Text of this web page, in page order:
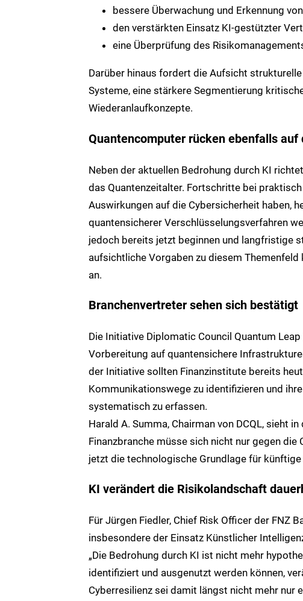
bessere Überwachung und Erkennung
den verstärkten Einsatz KI-gestützter
eine Überprüfung des
Darüber hinaus fordert die Aufsicht
Systeme, eine stärkere Segmentierung
Wiederanlaufkonzepte.
Quantencomputer rücken ebenfalls auf
Neben der aktuellen Bedrohung durch KI
das Quantenzeitalter. Fortschritte bei
Auswirkungen auf die Cybersicherheit haben,
quantensicherer Verschlüsselungsverfahren
jedoch bereits jetzt beginnen und langfristige
aufsichtliche Vorgaben zu diesem
an.
Branchenvertreter sehen sich bestätigt
Die Initiative Diplomatic Council Quantum
Vorbereitung auf quantensichere
der Initiative sollten Finanzinstitute bereits
Kommunikationswege zu identifizieren und
systematisch zu erfassen.
Harald A. Summa, Chairman von DCQL, sieht
Finanzbranche müsse sich nicht nur gegen
jetzt die technologische Grundlage für
KI verändert die Risikolandschaft
Für Jürgen Fiedler, Chief Risk Officer der FNZ
insbesondere der Einsatz Künstlicher
„Die Bedrohung durch KI ist nicht mehr
identifiziert und ausgenutzt werden können,
Cyberresilienz sei damit längst nicht mehr nur